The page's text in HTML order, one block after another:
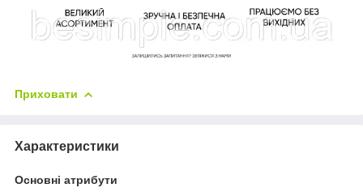
Приховати
Характеристики
Основні атрибути